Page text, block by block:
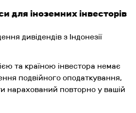
для іноземних інвесторів
дивідендів з Індонезії
та країною інвестора немає
подвійного оподаткування,
нарахований повторно у вашій